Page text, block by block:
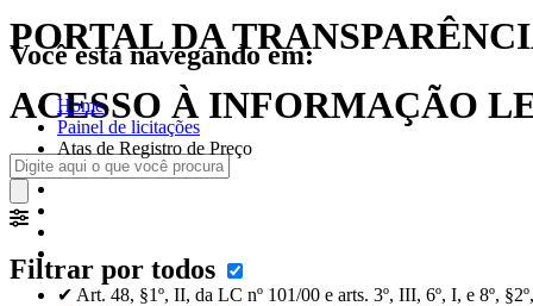
PORTAL DA
ACESSO À INFORMAÇÃO
Filtrar por todos
Você está navegando em:
Home
Painel de licitações
Atas de Registro de Preço
✔ Art. 48, §1º, II, da LC nº 101/00 e arts. 3º, III, 6º, I, e 8º,